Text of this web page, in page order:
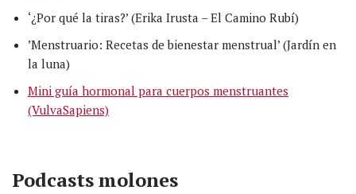
‘¿Por qué la tiras?’ (Erika Irusta – El Camino Rubí)
’Menstruario: Recetas de bienestar menstrual’ (Jardín en
la luna)
Mini guía hormonal para cuerpos menstruantes
(VulvaSapiens)
Podcastsmolones